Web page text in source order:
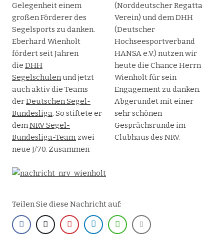
Bootshandel
Gebrauchtboote
Kontakt
Gelegenheit einem
großen Förderer des
Segelsports zu danken.
Eberhard Wienholt
fördert seit Jahren
die DHH
Segelschulenund jetzt
auch aktiv die Teams
derDeutschen Segel-
Bundesliga. So stiftete er
demNRV Segel-
Bundesliga-Team zwei
neue J/70. Zusammen
(Norddeutscher Regatta
Verein) und dem DHH
(Deutscher
Hochseesportverband
HANSA e.V.) nutzen wir
heute die Chance Herrn
Wienholt für sein
Engagement zu danken.
Abgerundet mit einer
sehr schönen
Gesprächsrunde im
Clubhaus des NRV.
Teilen Sie diese Nachricht auf: